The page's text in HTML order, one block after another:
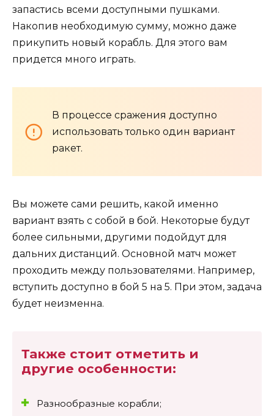
запастись всеми доступными пушками.
Накопив необходимую сумму, можно даже
прикупить новый корабль. Для этого вам
придется много играть.
В процессе сражения доступно
использовать только один вариант
ракет.
Вы можете сами решить, какой именно
вариант взять с собой в бой. Некоторые будут
более сильными, другими подойдут для
дальних дистанций. Основной матч может
проходить между пользователями. Например,
вступить доступно в бой 5 на 5. При этом, задача
будет неизменна.
Также стоит отметить и
другие особенности:
Разнообразные корабли;